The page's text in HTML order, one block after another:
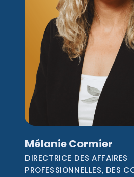
Mélanie Cormier
DIRECTRICE DES AFFAIRES
PROFESSIONNELLES, DES